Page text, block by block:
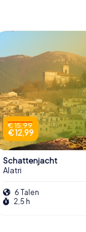
€ 15,99
€ 12,99
Schattenjacht
Alatri
6 Talen
2,5 h